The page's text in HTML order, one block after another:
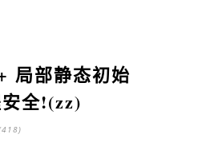
局部静态初始
全!(zz)